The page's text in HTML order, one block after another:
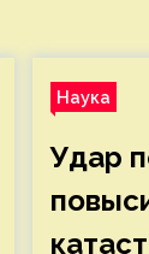
Наука
Удар